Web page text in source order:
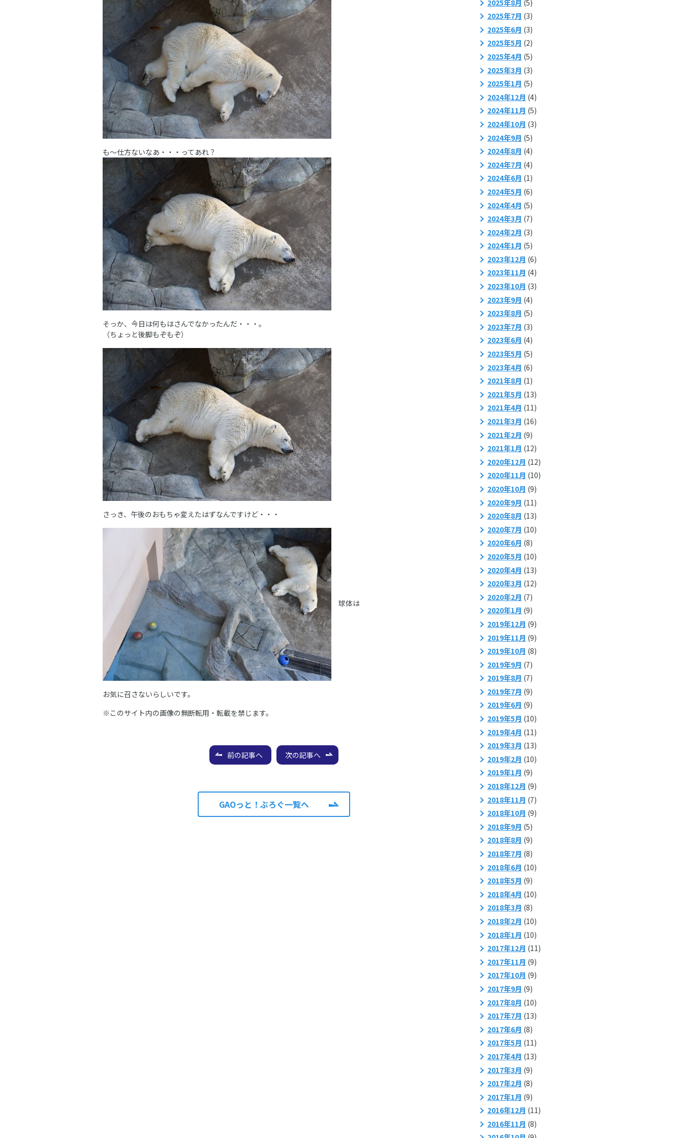
も～仕方ないなあ・・・ってあれ？
そっか、今日は何もはさんでなかったんだ・・・。
（ちょっと後脚もぞもぞ）
さっき、午後のおもちゃ変えたはずなんですけど・・・
球体は
お気に召さないらしいです。
※このサイト内の画像の無断転用・転載を禁じます。
前の記事へ 次の記事へ
GAOっと！ぶろぐ一覧へ
2025年8月 (5)
2025年7月 (3)
2025年6月 (3)
2025年5月 (2)
2025年4月 (5)
2025年3月 (3)
2025年1月 (5)
2024年12月 (4)
2024年11月 (5)
2024年10月 (3)
2024年9月 (5)
2024年8月 (4)
2024年7月 (4)
2024年6月 (1)
2024年5月 (6)
2024年4月 (5)
2024年3月 (7)
2024年2月 (3)
2024年1月 (5)
2023年12月 (6)
2023年11月 (4)
2023年10月 (3)
2023年9月 (4)
2023年8月 (5)
2023年7月 (3)
2023年6月 (4)
2023年5月 (5)
2023年4月 (6)
2021年8月 (1)
2021年5月 (13)
2021年4月 (11)
2021年3月 (16)
2021年2月 (9)
2021年1月 (12)
2020年12月 (12)
2020年11月 (10)
2020年10月 (9)
2020年9月 (11)
2020年8月 (13)
2020年7月 (10)
2020年6月 (8)
2020年5月 (10)
2020年4月 (13)
2020年3月 (12)
2020年2月 (7)
2020年1月 (9)
2019年12月 (9)
2019年11月 (9)
2019年10月 (8)
2019年9月 (7)
2019年8月 (7)
2019年7月 (9)
2019年6月 (9)
2019年5月 (10)
2019年4月 (11)
2019年3月 (13)
2019年2月 (10)
2019年1月 (9)
2018年12月 (9)
2018年11月 (7)
2018年10月 (9)
2018年9月 (5)
2018年8月 (9)
2018年7月 (8)
2018年6月 (10)
2018年5月 (9)
2018年4月 (10)
2018年3月 (8)
2018年2月 (10)
2018年1月 (10)
2017年12月 (11)
2017年11月 (9)
2017年10月 (9)
2017年9月 (9)
2017年8月 (10)
2017年7月 (13)
2017年6月 (8)
2017年5月 (11)
2017年4月 (13)
2017年3月 (9)
2017年2月 (8)
2017年1月 (9)
2016年12月 (11)
2016年11月 (8)